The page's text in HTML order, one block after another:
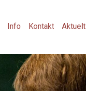
Info Kontakt Aktuelt